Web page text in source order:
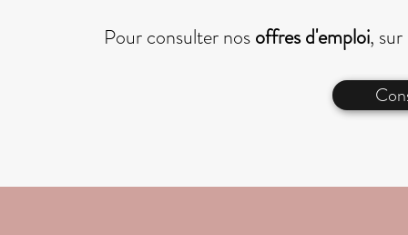
Pour consulter nosoffres d'emploi,